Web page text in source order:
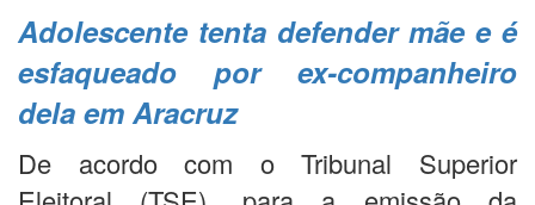
Adolescente tenta defender mãe e é
esfaqueado por ex-companheiro
dela em Aracruz
De acordo com o Tribunal Superior